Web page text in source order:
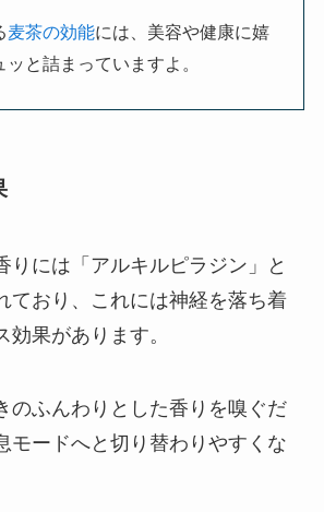
麦茶の効能には、美容や健康に嬉
と詰まっていますよ。
りには「アルキルピラジン」と
ており、これには神経を落ち着
果があります。
のふんわりとした香りを嗅ぐだ
モードへと切り替わりやすくな